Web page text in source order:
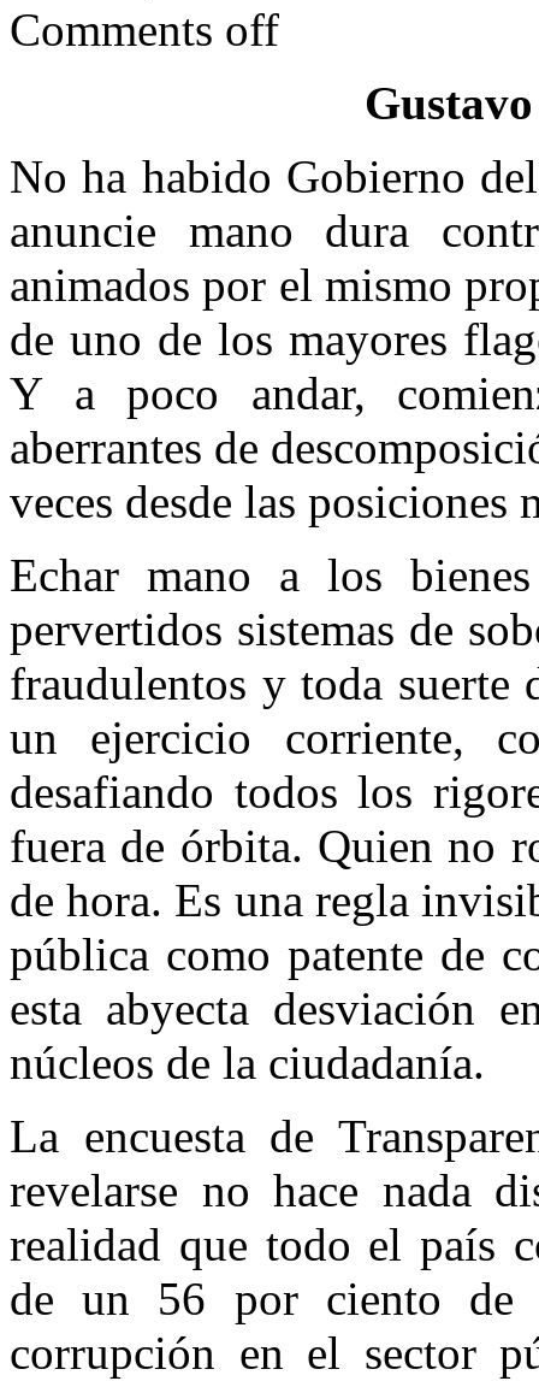
Comments off
No ha habido Gobierno
anuncie mano dura
animados por el mismo
de uno de los mayores
Y a poco andar,
aberrantes de
veces desde las posiciones
Echar mano a los
pervertidos sistemas de
fraudulentos y toda suerte
un ejercicio corriente,
desafiando todos los
fuera de órbita. Quien no
de hora. Es una regla
pública como patente de
esta abyecta desviación
núcleos de la ciudadanía.
La encuesta de
revelarse no hace nada
realidad que todo el país
de un 56 por ciento de
corrupción en el sector